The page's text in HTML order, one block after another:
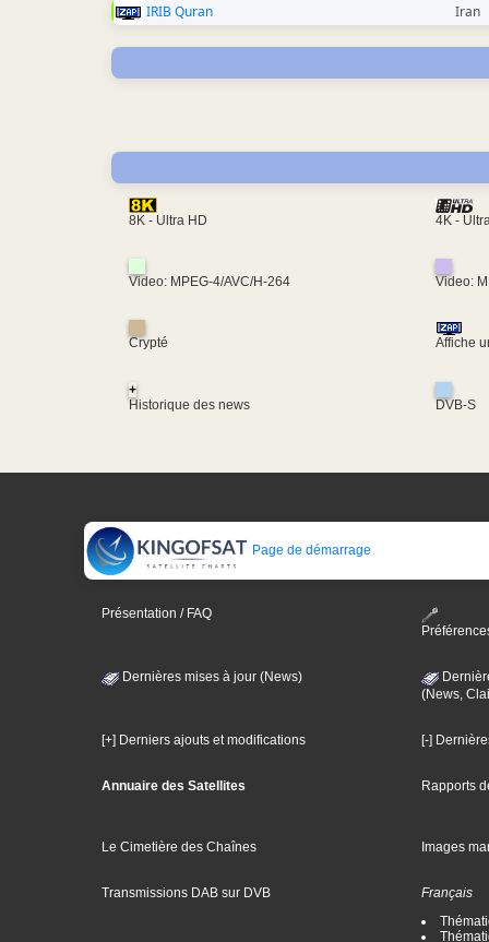
IRIB Quran Iran
8K - Ultra HD 4K -
Video: MPEG-4/AVC/H-264 Video:
Crypté Affiche
+
Historique des news
DVB-S
Page de démarrage
Présentation / FAQ
Dernières mises à jour (News)
(News,
[+] Derniers ajouts et modifications [-]
Annuaire des Satellites Rapports
Le Cimetière des Chaînes Images
Transmissions DAB sur DVB
Français